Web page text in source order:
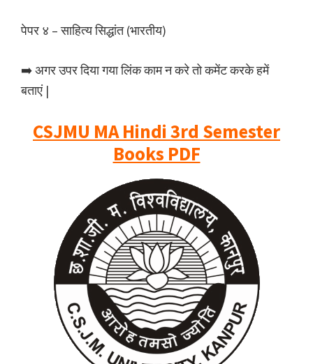
पेपर ४ – साहित्य सिद्धांत (भारतीय)
➡️ अगर उपर दिया गया लिंक काम न करे तो कमेंट करके हमें
बताएं |
CSJMU MA Hindi 3rd Semester
Books PDF